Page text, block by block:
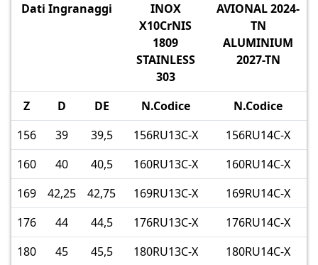
Dati Ingranaggi
INOX
X10CrNIS
1809
STAINLESS
303
AVIONAL 2024-
TN
ALUMINIUM
2027-TN
Z D DE N.Codice
N.Codice
156
39 39,5 156RU13C-X
156RU14C-X
160
40 40,5 160RU13C-X
160RU14C-X
169
42,25 42,75 169RU13C-X
169RU14C-X
176
44 44,5 176RU13C-X
176RU14C-X
180
45 45,5 180RU13C-X
180RU14C-X